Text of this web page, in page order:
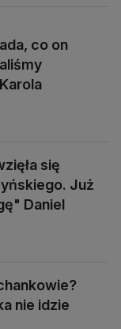
co on
się
Już
Daniel
nie idzie